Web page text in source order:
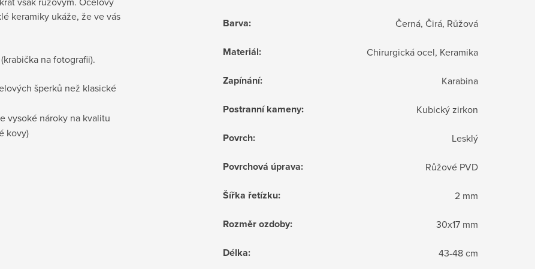
keramiky ukáže, že ve vás
na fotografii).
šperků než klasické
vysoké nároky na kvalitu
kovy)
Barva: Černá, Čirá, Růžová
Materiál: Chirurgická ocel, Keramika
Zapínání: Karabina
Postranní kameny: Kubický zirkon
Povrch: Lesklý
Povrchová úprava: Růžové PVD
Šířka řetízku: 2 mm
Rozměr ozdoby: 30x17 mm
Délka: 43-48 cm